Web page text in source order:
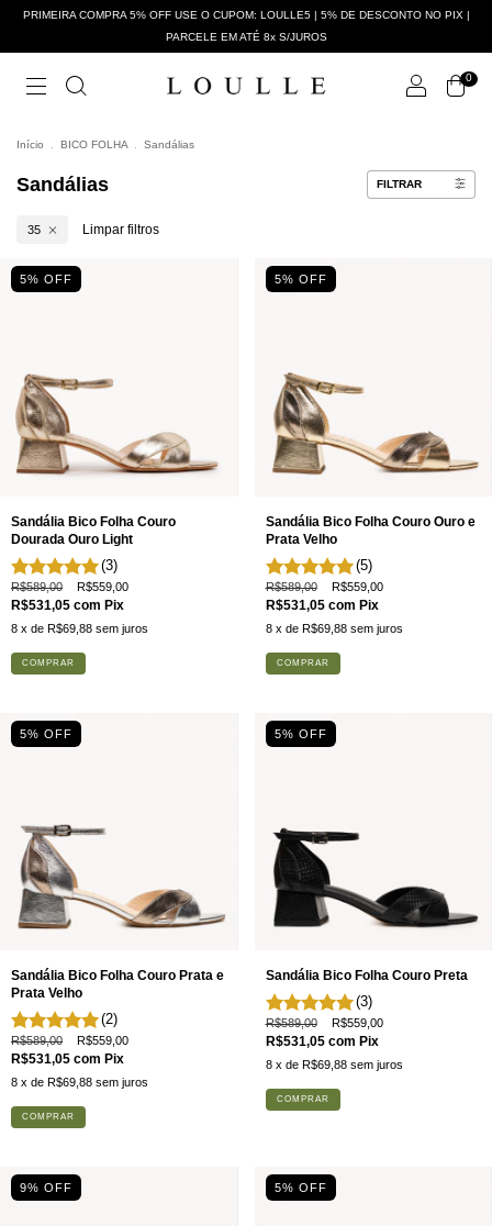
PRIMEIRA COMPRA 5% OFF USE O CUPOM: LOULLE5 | 5% DE DESCONTO NO PIX |
PARCELE EM ATÉ 8x S/JUROS
0
Início BICO FOLHA Sandálias
Sandálias FILTRAR
35 Limpar filtros
5% OFF
Sandália Bico Folha Couro
Dourada Ouro Light
(3)
R$589,00 R$559,00
R$531,05 com Pix
8 x de R$69,88 sem juros
COMPRAR
5% OFF
Sandália Bico Folha Couro Ouro e
Prata Velho
(5)
R$589,00 R$559,00
R$531,05 com Pix
8 x de R$69,88 sem juros
COMPRAR
5% OFF
Sandália Bico Folha Couro Prata e
Prata Velho
(2)
R$589,00 R$559,00
R$531,05 com Pix
8 x de R$69,88 sem juros
COMPRAR
5% OFF
Sandália Bico Folha Couro Preta
(3)
R$589,00 R$559,00
R$531,05 com Pix
8 x de R$69,88 sem juros
COMPRAR
9% OFF 5% OFF